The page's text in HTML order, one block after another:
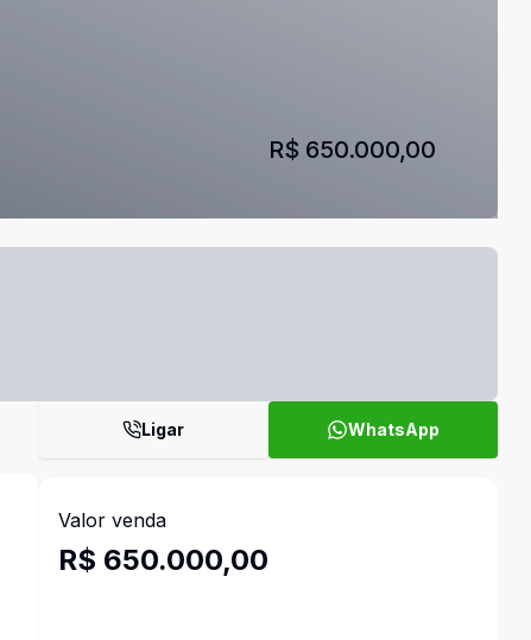
R$ 650.000,00
Ligar WhatsApp
Valor venda
R$ 650.000,00